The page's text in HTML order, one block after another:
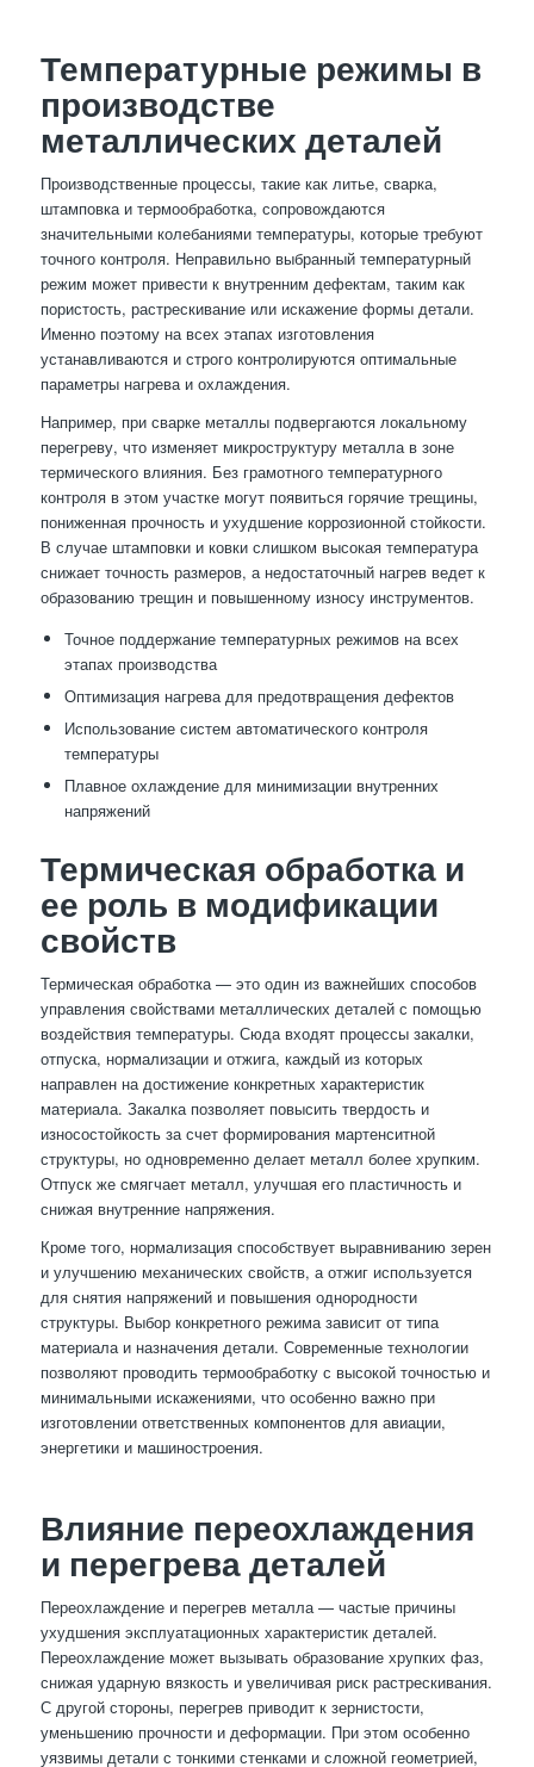
Температурные режимы в
производстве
металлических деталей
Производственные процессы, такие как литье, сварка,
штамповка и термообработка, сопровождаются
значительными колебаниями температуры, которые требуют
точного контроля. Неправильно выбранный температурный
режим может привести к внутренним дефектам, таким как
пористость, растрескивание или искажение формы детали.
Именно поэтому на всех этапах изготовления
устанавливаются и строго контролируются оптимальные
параметры нагрева и охлаждения.
Например, при сварке металлы подвергаются локальному
перегреву, что изменяет микроструктуру металла в зоне
термического влияния. Без грамотного температурного
контроля в этом участке могут появиться горячие трещины,
пониженная прочность и ухудшение коррозионной стойкости.
В случае штамповки и ковки слишком высокая температура
снижает точность размеров, а недостаточный нагрев ведет к
образованию трещин и повышенному износу инструментов.
Точное поддержание температурных режимов на всех
этапах производства
Оптимизация нагрева для предотвращения дефектов
Использование систем автоматического контроля
температуры
Плавное охлаждение для минимизации внутренних
напряжений
Термическая обработка и
ее роль в модификации
свойств
Термическая обработка — это один из важнейших способов
управления свойствами металлических деталей с помощью
воздействия температуры. Сюда входят процессы закалки,
отпуска, нормализации и отжига, каждый из которых
направлен на достижение конкретных характеристик
материала. Закалка позволяет повысить твердость и
износостойкость за счет формирования мартенситной
структуры, но одновременно делает металл более хрупким.
Отпуск же смягчает металл, улучшая его пластичность и
снижая внутренние напряжения.
Кроме того, нормализация способствует выравниванию зерен
и улучшению механических свойств, а отжиг используется
для снятия напряжений и повышения однородности
структуры. Выбор конкретного режима зависит от типа
материала и назначения детали. Современные технологии
позволяют проводить термообработку с высокой точностью и
минимальными искажениями, что особенно важно при
изготовлении ответственных компонентов для авиации,
энергетики и машиностроения.
Влияние переохлаждения
и перегрева деталей
Переохлаждение и перегрев металла — частые причины
ухудшения эксплуатационных характеристик деталей.
Переохлаждение может вызывать образование хрупких фаз,
снижая ударную вязкость и увеличивая риск растрескивания.
С другой стороны, перегрев приводит к зернистости,
уменьшению прочности и деформации. При этом особенно
уязвимы детали с тонкими стенками и сложной геометрией,